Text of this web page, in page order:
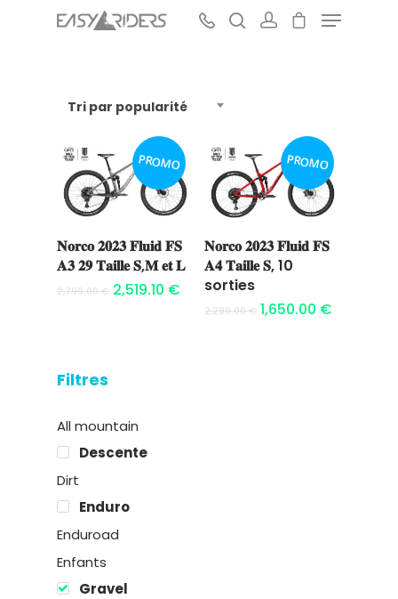
Hit enter to search or ESC to close
Tri par popularité
Filtres
All mountain
Descente
Dirt
Enduro
Enduroad
Enfants
Gravel
PROMO
Ajouter au
panier
𝐍𝐨𝐫𝐜𝐨 𝟐𝟎𝟐𝟑 𝐅𝐥𝐮𝐢𝐝 𝐅𝐒
𝐀𝟑 𝟐𝟗 𝐓𝐚𝐢𝐥𝐥𝐞 𝐒,𝐌 𝐞𝐭 𝐋
2,799.00€ 2,519.10 €
PROMO
Ajouter au
panier
𝐍𝐨𝐫𝐜𝐨 𝟐𝟎𝟐𝟑 𝐅𝐥𝐮𝐢𝐝 𝐅𝐒
𝐀𝟒 𝐓𝐚𝐢𝐥𝐥𝐞 𝐒, 10
sorties
2,299.00€ 1,650.00 €